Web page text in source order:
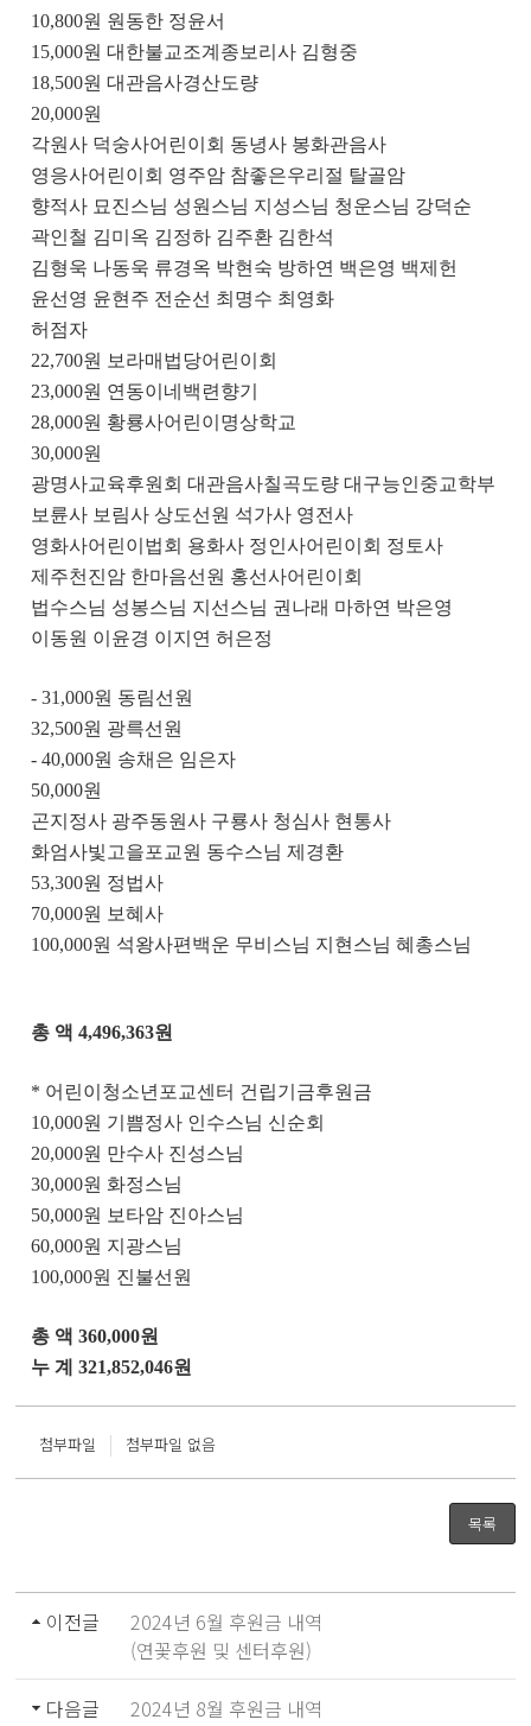
10,800원 원동한 정윤서
15,000원 대한불교조계종보리사 김형중
18,500원 대관음사경산도량
20,000원
각원사 덕숭사어린이회 동녕사 봉화관음사
영응사어린이회 영주암 참좋은우리절 탈골암
향적사 묘진스님 성원스님 지성스님 청운스님 강덕순
곽인철 김미옥 김정하 김주환 김한석
김형욱 나동욱 류경옥 박현숙 방하연 백은영 백제헌
윤선영 윤현주 전순선 최명수 최영화
허점자
22,700원 보라매법당어린이회
23,000원 연동이네백련향기
28,000원 황룡사어린이명상학교
30,000원
광명사교육후원회 대관음사칠곡도량 대구능인중교학부
보륜사 보림사 상도선원 석가사 영전사
영화사어린이법회 용화사 정인사어린이회 정토사
제주천진암 한마음선원 홍선사어린이회
법수스님 성봉스님 지선스님 권나래 마하연 박은영
이동원 이윤경 이지연 허은정
- 31,000원 동림선원
32,500원 광륵선원
- 40,000원 송채은 임은자
50,000원
곤지정사 광주동원사 구룡사 청심사 현통사
화엄사빛고을포교원 동수스님 제경환
53,300원 정법사
70,000원 보혜사
100,000원 석왕사편백운 무비스님 지현스님 혜총스님
총 액4,496,363원
* 어린이청소년포교센터 건립기금후원금
10,000원 기쁨정사 인수스님 신순회
20,000원 만수사 진성스님
30,000원 화정스님
50,000원 보타암 진아스님
60,000원 지광스님
100,000원 진불선원
총 액360,000원
누 계321,852,046원
첨부파일 | 첨부파일 없음
목록
이전글
2024년 6월 후원금 내역
(연꽃후원 및 센터후원)
다음글
2024년 8월 후원금 내역